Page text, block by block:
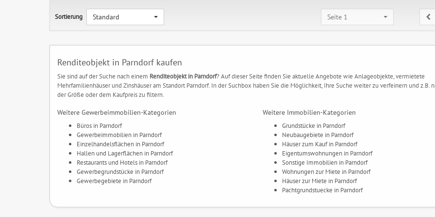
Sortierung Standard Seite 1
Renditeobjekt in Parndorf kaufen
Sie sind auf der Suche nach einem Renditeobjekt in Parndorf? Auf dieser Seite finden Sie aktuelle Angebote wie Anlageobjekte, vermietete
Mehrfamilienhäuser und Zinshäuser am Standort Parndorf. In der Suchbox haben Sie die Möglichkeit, Ihre Suche weiter zu verfeinern und z.B.
der Größe oder dem Kaufpreis zu filtern.
Weitere Gewerbeimmobilien-Kategorien
Büros in Parndorf
Gewerbeimmobilien in Parndorf
Einzelhandelsflächen in Parndorf
Hallen und Lagerflächen in Parndorf
Restaurants und Hotels in Parndorf
Gewerbegrundstücke in Parndorf
Gewerbegebiete in Parndorf
Weitere Immobilien-Kategorien
Grundstücke in Parndorf
Neubaugebiete in Parndorf
Häuser zum Kauf in Parndorf
Eigentumswohnungen in Parndorf
Sonstige Immobilien in Parndorf
Wohnungen zur Miete in Parndorf
Häuser zur Miete in Parndorf
Pachtgrundstuecke in Parndorf